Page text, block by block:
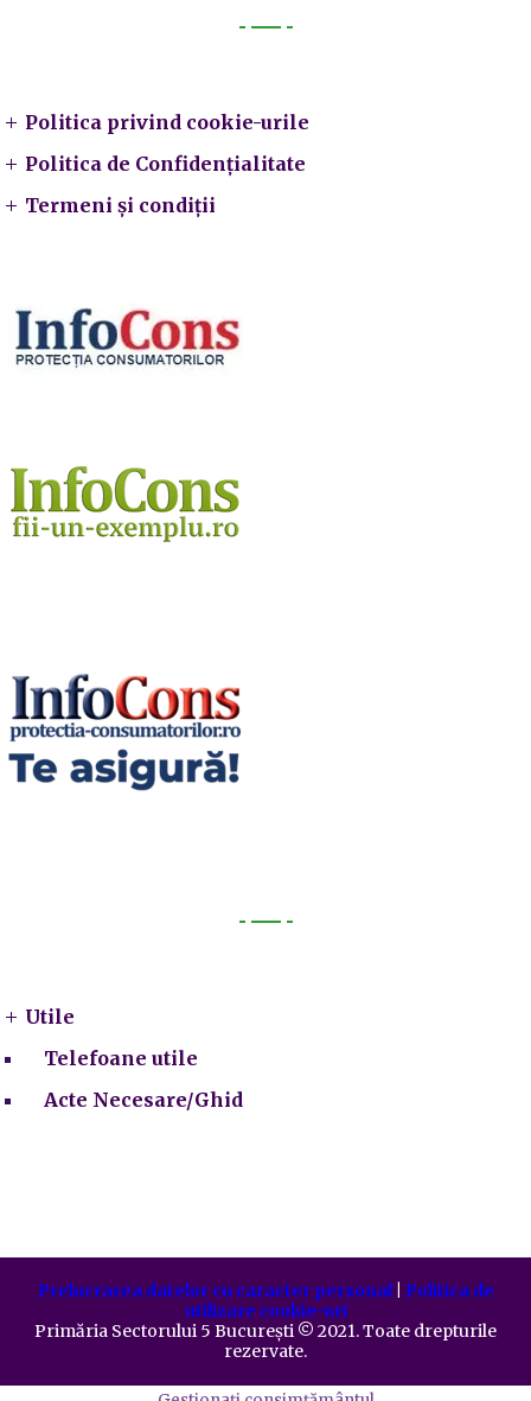
Politica privind cookie-urile
Politica de Confidențialitate
Termeni și condiții
Utile
Telefoane utile
Acte Necesare/Ghid
Prelucrarea datelor cu caracter personal| Politica de
utilizare cookie-uri
Primăria Sectorului 5 București ©️ 2021. Toate drepturile
rezervate.